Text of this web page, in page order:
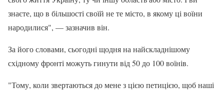
знаєте, що в більшості своїй не те місто, в якому ці воїни
народилися", — зазначив він.
За його словами, сьогодні щодня на найскладнішому
східному фронті можуть гинути від 50 до 100 воїнів.
"Тому, коли звертаються до мене з цією петицією, щоб наші